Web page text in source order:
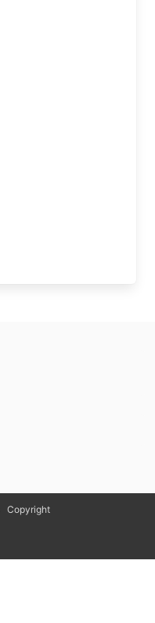
Copyright